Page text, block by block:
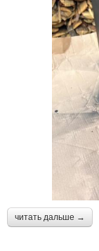
читать дальше →